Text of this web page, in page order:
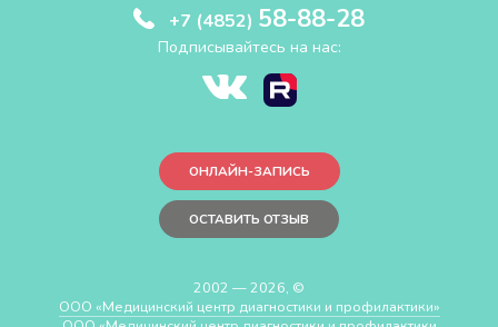
+7 (4852) 58-88-28
Подписывайтесь на нас:
ОНЛАЙН-ЗАПИСЬ
ОСТАВИТЬ ОТЗЫВ
2002 — 2026, ©
ООО «Медицинский центр диагностики и профилактики»